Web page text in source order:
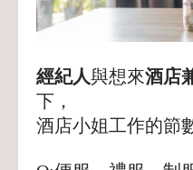
經紀人與想來酒店
下，
酒店小姐工作的節